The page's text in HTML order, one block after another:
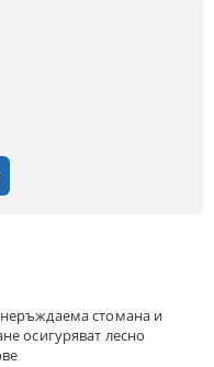
неръждаема стомана и
осигуряват лесно